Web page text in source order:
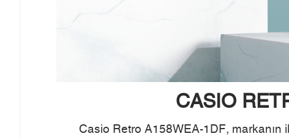
CASIO
Casio Retro A158WEA-1DF, markanın